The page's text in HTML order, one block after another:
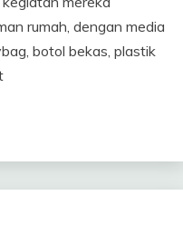
rumah, dengan media
botol bekas, plastik